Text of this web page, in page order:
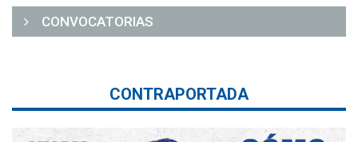
CONVOCATORIAS
CONTRAPORTADA